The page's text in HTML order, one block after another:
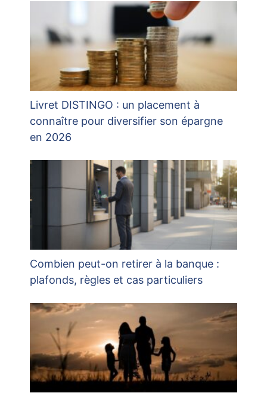
Livret DISTINGO : un placement à
connaître pour diversifier son épargne
en 2026
Combien peut-on retirer à la banque :
plafonds, règles et cas particuliers